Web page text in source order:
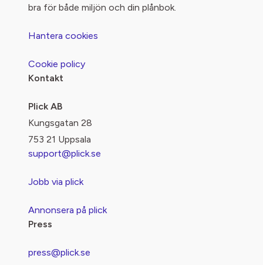
bra för både miljön och din plånbok.
Hantera cookies
Cookie policy
Kontakt
Plick AB
Kungsgatan 28
753 21 Uppsala
support@plick.se
Jobb via plick
Annonsera på plick
Press
press@plick.se